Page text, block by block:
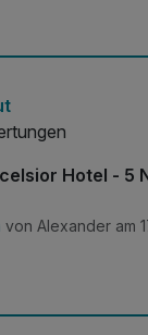
Hotel - 5
von Alexander am